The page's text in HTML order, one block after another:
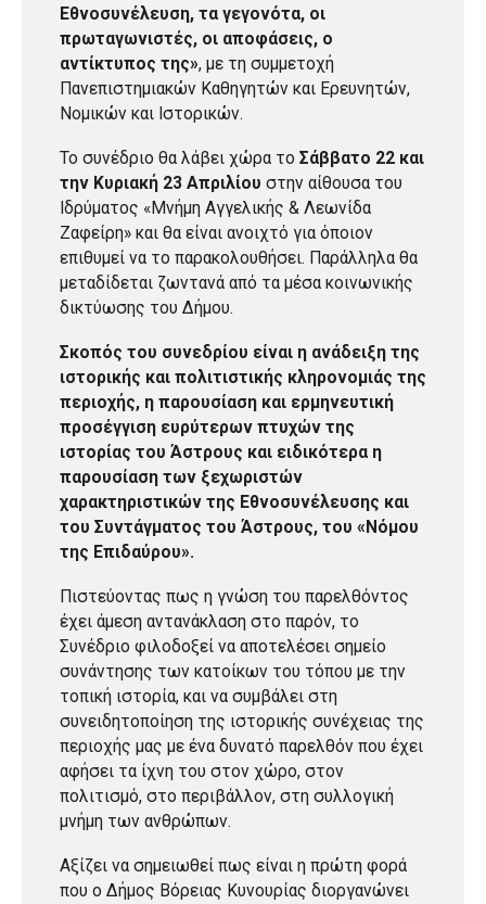
Εθνοσυνέλευση, τα γεγονότα, οι
πρωταγωνιστές, οι αποφάσεις, ο
αντίκτυπος της», με τη συμμετοχή
Πανεπιστημιακών Καθηγητών και Ερευνητών,
Νομικών και Ιστορικών.
Το συνέδριο θα λάβει χώρα το Σάββατο 22 και
την Κυριακή 23 Απριλίου στην αίθουσα του
Ιδρύματος «Μνήμη Αγγελικής & Λεωνίδα
Ζαφείρη» και θα είναι ανοιχτό για όποιον
επιθυμεί να το παρακολουθήσει. Παράλληλα θα
μεταδίδεται ζωντανά από τα μέσα κοινωνικής
δικτύωσης του Δήμου.
Σκοπός του συνεδρίου είναι η ανάδειξη της
ιστορικής και πολιτιστικής κληρονομιάς της
περιοχής, η παρουσίαση και ερμηνευτική
προσέγγιση ευρύτερων πτυχών της
ιστορίας του Άστρους και ειδικότερα η
παρουσίαση των ξεχωριστών
χαρακτηριστικών της Εθνοσυνέλευσης και
του Συντάγματος του Άστρους, του «Νόμου
της Επιδαύρου».
Πιστεύοντας πως η γνώση του παρελθόντος
έχει άμεση αντανάκλαση στο παρόν, το
Συνέδριο φιλοδοξεί να αποτελέσει σημείο
συνάντησης των κατοίκων του τόπου με την
τοπική ιστορία, και να συμβάλει στη
συνειδητοποίηση της ιστορικής συνέχειας της
περιοχής μας με ένα δυνατό παρελθόν που έχει
αφήσει τα ίχνη του στον χώρο, στον
πολιτισμό, στο περιβάλλον, στη συλλογική
μνήμη των ανθρώπων.
Αξίζει να σημειωθεί πως είναι η πρώτη φορά
που ο Δήμος Βόρειας Κυνουρίας διοργανώνει